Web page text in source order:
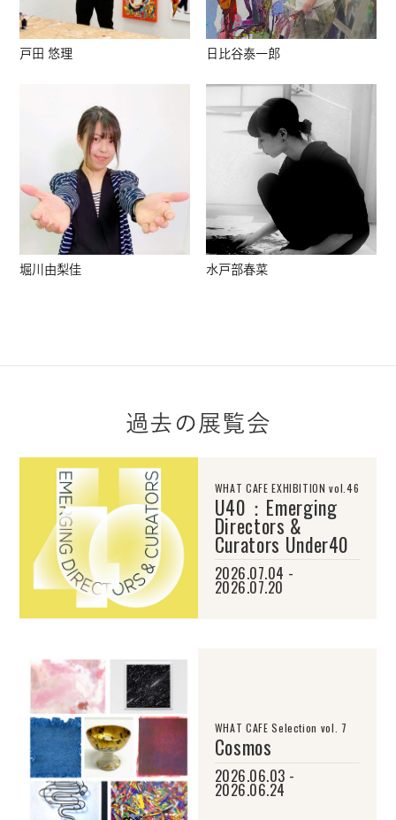
戸田 悠理 日比谷泰一郎
堀川由梨佳 水戸部春菜
過去の展覧会
WHAT CAFE EXHIBITION vol.46
U40：Emerging
Directors &
Curators Under40
2026.07.04 -
2026.07.20
WHAT CAFE Selection vol. 7
Cosmos
2026.06.03 -
2026.06.24